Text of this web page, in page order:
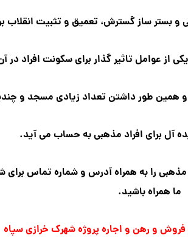
و بستر ساز گسترش، تعمیق و تثبیت
از عوامل تاثیر گذار برای سکونت افراد در
آل برای افراد مذهبی به حساب می آید.
را به همراه آدرس و شماره تماس برای
ما همراه باشید.
و رهن و اجاره پروژه شهرک خرازی سپاه